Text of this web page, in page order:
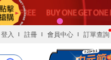
登入 註冊 會員中心 訂單查詢